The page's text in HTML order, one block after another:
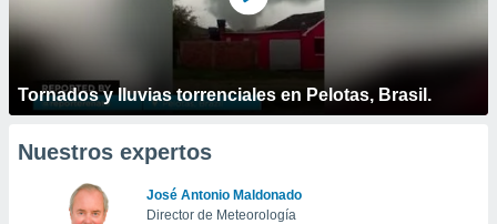
Tornados y lluvias torrenciales en Pelotas, Brasil.
Nuestros expertos
José Antonio Maldonado
Director de Meteorología